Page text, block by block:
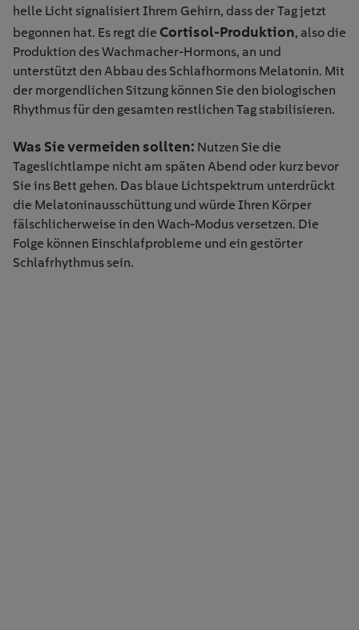
helle Licht signalisiert Ihrem Gehirn, dass der Tag jetzt
begonnen hat. Es regt die Cortisol-Produktion, also die
Produktion des Wachmacher-Hormons, an und
unterstützt den Abbau des Schlafhormons Melatonin. Mit
der morgendlichen Sitzung können Sie den biologischen
Rhythmus für den gesamten restlichen Tag stabilisieren.
Was Sie vermeiden sollten: Nutzen Sie die
Tageslichtlampe nicht am späten Abend oder kurz bevor
Sie ins Bett gehen. Das blaue Lichtspektrum unterdrückt
die Melatoninausschüttung und würde Ihren Körper
fälschlicherweise in den Wach-Modus versetzen. Die
Folge können Einschlafprobleme und ein gestörter
Schlafrhythmus sein.